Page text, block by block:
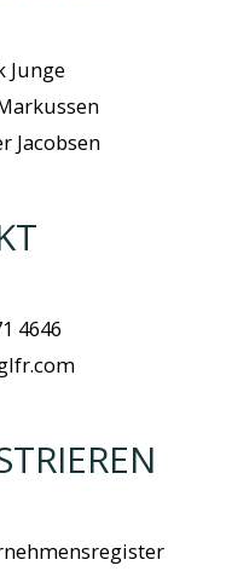
Junge
Jacobsen
4646